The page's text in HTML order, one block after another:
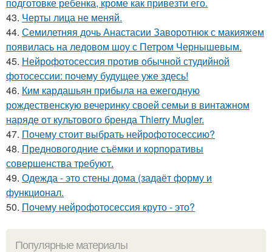
43. Черты лица не меняй.
44. Семилетняя дочь Анастасии Заворотнюк с макияжем
появилась на ледовом шоу с Петром Чернышевым.
45. Нейрофотосессия против обычной студийной
фотосессии: почему будущее уже здесь!
46. Ким кардашьян прибыла на ежегодную
рождественскую вечеринку своей семьи в винтажном
наряде от культового бренда Thierry Mugler.
47. Почему стоит выбрать нейрофотосессию?
48. Предновогодние съёмки и корпоративы
совершенства требуют.
49. Одежда - это стены дома (задаёт форму и
функционал.
50. Почему нейрофотосессия круто - это?
Популярные материалы